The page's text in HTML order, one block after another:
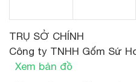
TRỤ SỞ CHÍNH
Công ty TNHH Gốm Sứ
Xem bản đồ